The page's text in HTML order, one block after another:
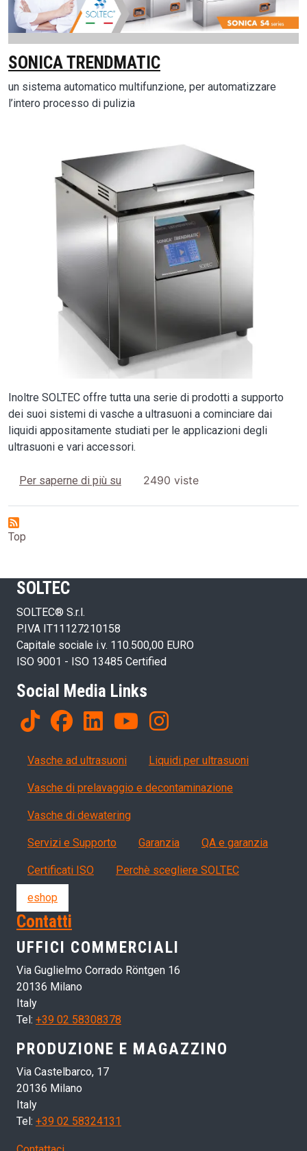
SONICA TRENDMATIC
un sistema automatico multifunzione, per automatizzare
l’intero processo di pulizia
Inoltre SOLTEC offre tutta una serie di prodotti a supporto
dei suoi sistemi di vasche a ultrasuoni a cominciare dai
liquidi appositamente studiati per le applicazioni degli
ultrasuoni e vari accessori.
Per saperne di più su Vasche ad ultrasuoni SONICA
2490 viste
Top
SOLTEC
SOLTEC® S.r.l.
P.IVA IT11127210158
Capitale sociale i.v. 110.500,00 EURO
ISO 9001 - ISO 13485 Certified
Social Media Links
Products
Vasche ad ultrasuoni Liquidi per ultrasuoni
Vasche di prelavaggio e decontaminazione
Vasche di dewatering
Servizi, garanzia, QA
Servizi e Supporto Garanzia QA e garanzia
Certificati ISO Perchè scegliere SOLTEC
eshop
Contatti
UFFICI COMMERCIALI
Via Guglielmo Corrado Röntgen 16
20136 Milano
Italy
Tel: +39 02 58308378
PRODUZIONE E MAGAZZINO
Via Castelbarco, 17
20136 Milano
Italy
Tel: +39 02 58324131